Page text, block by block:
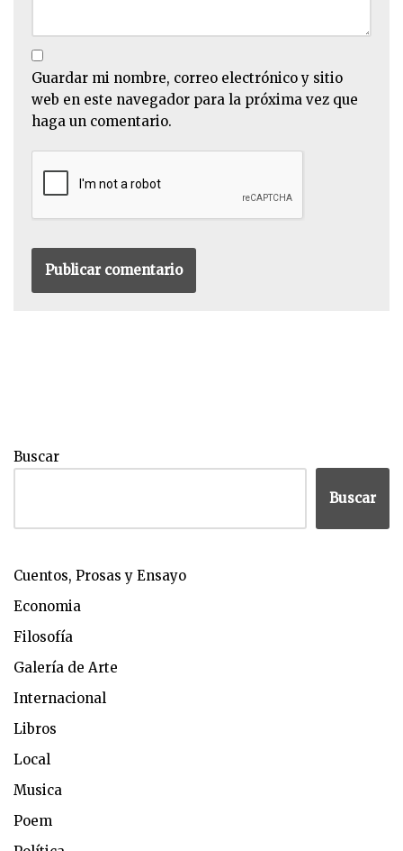
Guardar mi nombre, correo electrónico y sitio
web en este navegador para la próxima vez que
haga un comentario.
Buscar
Buscar
Cuentos, Prosas y Ensayo
Economia
Filosofía
Galería de Arte
Internacional
Libros
Local
Musica
Poem